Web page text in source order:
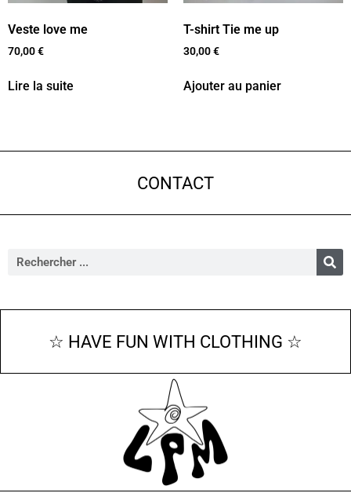
Veste love me
70,00€
Lire la suite
T-shirt Tie me up
30,00€
Ajouter au panier
CONTACT
☆ HAVE FUN WITH CLOTHING ☆